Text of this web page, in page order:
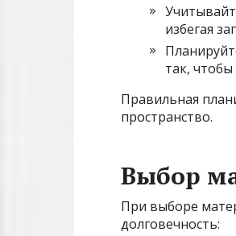
избегая
так,
Правильная
пространство.
Выбор
При выборе
долговечность: